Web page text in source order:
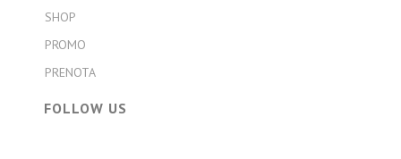
SHOP
PROMO
PRENOTA
FOLLOW US